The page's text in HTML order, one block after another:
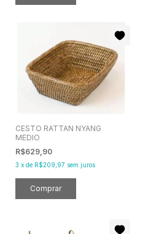
CESTO RATTAN NYANG
MEDIO
R$629,90
3 x de R$209,97 sem juros